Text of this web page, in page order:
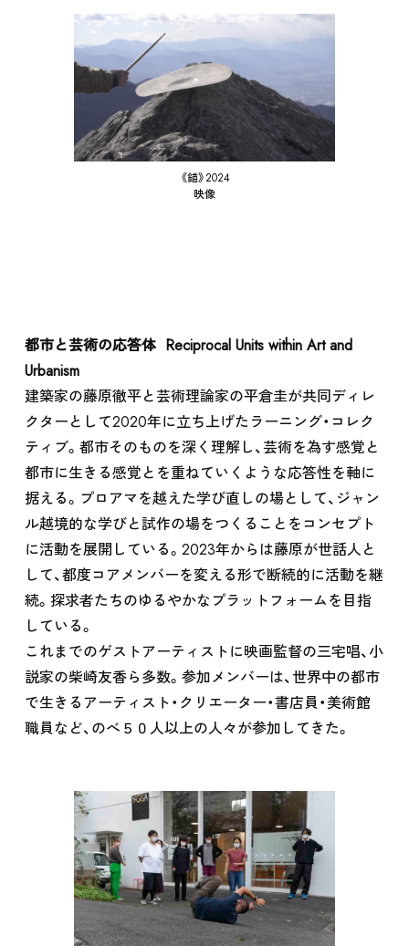
《錨》2024
映像
都市と芸術の応答体 Reciprocal Units within Art and
Urbanism
建築家の藤原徹平と芸術理論家の平倉圭が共同ディレ
クターとして2020年に立ち上げたラーニング・コレク
ティブ。都市そのものを深く理解し、芸術を為す感覚と
都市に生きる感覚とを重ねていくような応答性を軸に
据える。プロアマを越えた学び直しの場として、ジャン
ル越境的な学びと試作の場をつくることをコンセプト
に活動を展開している。2023年からは藤原が世話人と
して、都度コアメンバーを変える形で断続的に活動を継
続。探求者たちのゆるやかなプラットフォームを目指
している。
これまでのゲストアーティストに映画監督の三宅唱、小
説家の柴崎友香ら多数。参加メンバーは、世界中の都市
で生きるアーティスト・クリエーター・書店員・美術館
職員など、のべ５０人以上の人々が参加してきた。